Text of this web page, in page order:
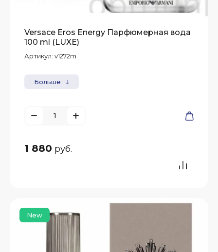
Versace Eros Energy Парфюмерная вода
100 ml (LUXE)
Артикул: v1272m
Больше
1 880 руб.
New